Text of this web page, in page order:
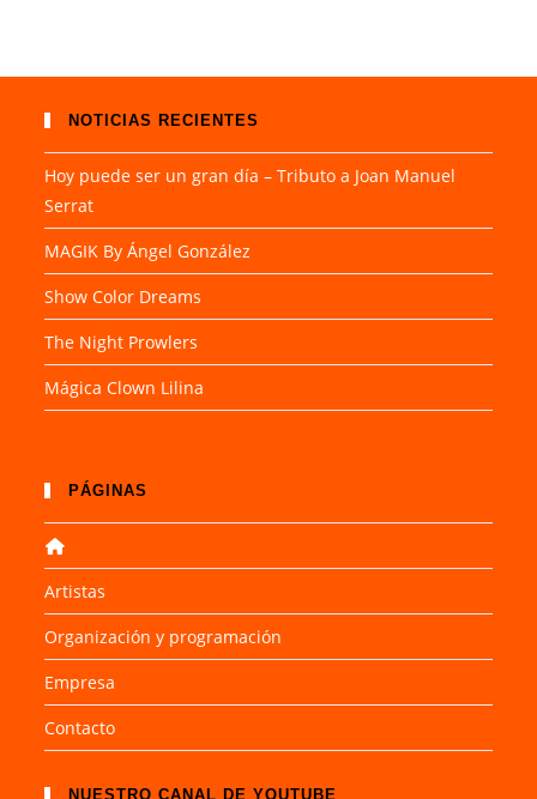
NOTICIAS RECIENTES
Hoy puede ser un gran día – Tributo a Joan Manuel
Serrat
MAGIK By Ángel González
Show Color Dreams
The Night Prowlers
Mágica Clown Lilina
PÁGINAS
Artistas
Organización y programación
Empresa
Contacto
NUESTRO CANAL DE YOUTUBE